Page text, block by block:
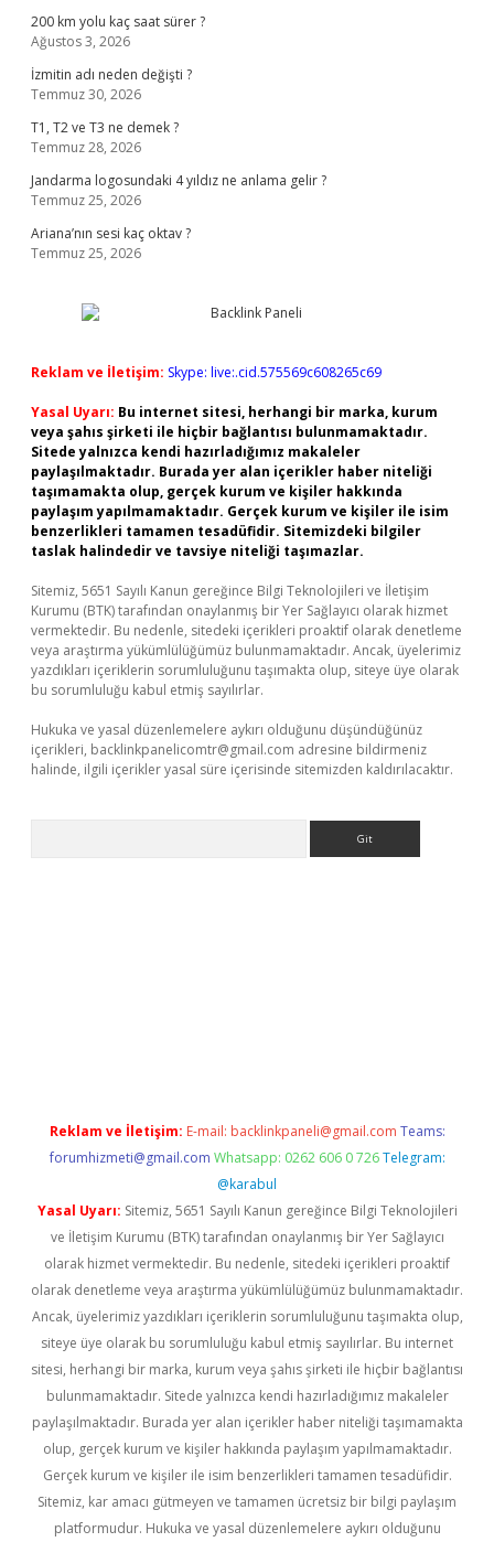
200 km yolu kaç saat sürer ?
Ağustos 3, 2026
İzmitin adı neden değişti ?
Temmuz 30, 2026
T1, T2 ve T3 ne demek ?
Temmuz 28, 2026
Jandarma logosundaki 4 yıldız ne anlama gelir ?
Temmuz 25, 2026
Ariana’nın sesi kaç oktav ?
Temmuz 25, 2026
Reklam ve İletişim: Skype: live:.cid.575569c608265c69
Yasal Uyarı: Bu internet sitesi, herhangi bir marka, kurum
veya şahıs şirketi ile hiçbir bağlantısı bulunmamaktadır.
Sitede yalnızca kendi hazırladığımız makaleler
paylaşılmaktadır. Burada yer alan içerikler haber niteliği
taşımamakta olup, gerçek kurum ve kişiler hakkında
paylaşım yapılmamaktadır. Gerçek kurum ve kişiler ile isim
benzerlikleri tamamen tesadüfidir. Sitemizdeki bilgiler
taslak halindedir ve tavsiye niteliği taşımazlar.
Sitemiz, 5651 Sayılı Kanun gereğince Bilgi Teknolojileri ve İletişim
Kurumu (BTK) tarafından onaylanmış bir Yer Sağlayıcı olarak hizmet
vermektedir. Bu nedenle, sitedeki içerikleri proaktif olarak denetleme
veya araştırma yükümlülüğümüz bulunmamaktadır. Ancak, üyelerimiz
yazdıkları içeriklerin sorumluluğunu taşımakta olup, siteye üye olarak
bu sorumluluğu kabul etmiş sayılırlar.
Hukuka ve yasal düzenlemelere aykırı olduğunu düşündüğünüz
içerikleri, backlinkpanelicomtr@gmail.com adresine bildirmeniz
halinde, ilgili içerikler yasal süre içerisinde sitemizden kaldırılacaktır.
Reklam ve İletişim: E-mail: backlinkpaneli@gmail.com Teams:
forumhizmeti@gmail.com Whatsapp: 0262 606 0 726 Telegram:
@karabul
Yasal Uyarı: Sitemiz, 5651 Sayılı Kanun gereğince Bilgi Teknolojileri
ve İletişim Kurumu (BTK) tarafından onaylanmış bir Yer Sağlayıcı
olarak hizmet vermektedir. Bu nedenle, sitedeki içerikleri proaktif
olarak denetleme veya araştırma yükümlülüğümüz bulunmamaktadır.
Ancak, üyelerimiz yazdıkları içeriklerin sorumluluğunu taşımakta olup,
siteye üye olarak bu sorumluluğu kabul etmiş sayılırlar. Bu internet
sitesi, herhangi bir marka, kurum veya şahıs şirketi ile hiçbir bağlantısı
bulunmamaktadır. Sitede yalnızca kendi hazırladığımız makaleler
paylaşılmaktadır. Burada yer alan içerikler haber niteliği taşımamakta
olup, gerçek kurum ve kişiler hakkında paylaşım yapılmamaktadır.
Gerçek kurum ve kişiler ile isim benzerlikleri tamamen tesadüfidir.
Sitemiz, kar amacı gütmeyen ve tamamen ücretsiz bir bilgi paylaşım
platformudur. Hukuka ve yasal düzenlemelere aykırı olduğunu